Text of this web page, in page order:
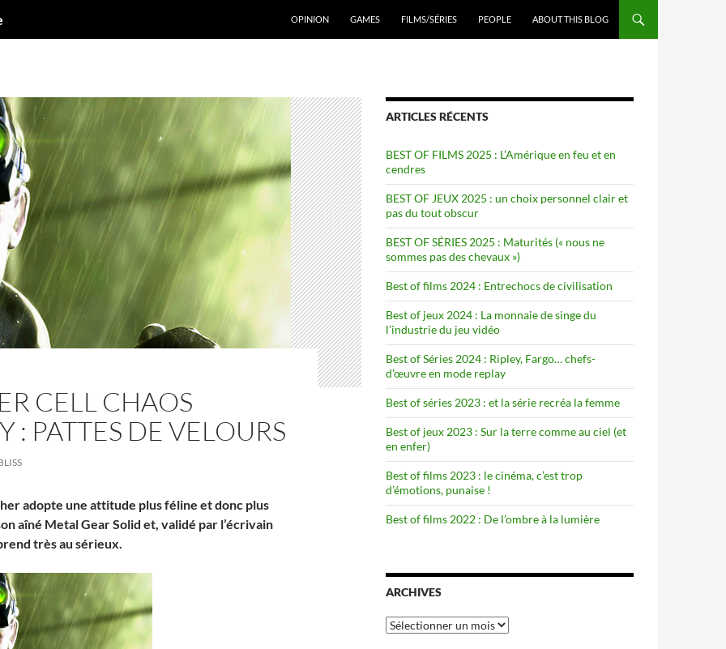
OPINION
GAMES FILMS/SÉRIES PEOPLE ABOUT THIS BLOG
CELL CHAOS
: PATTES DE VELOURS
adopte une attitude plus féline et donc plus
aîné Metal Gear Solid et, validé par l’écrivain
très au sérieux.
ARTICLES RÉCENTS
BEST OF FILMS 2025 : L’Amérique en feu et en
cendres
BEST OF JEUX 2025 : un choix personnel clair et
pas du tout obscur
BEST OF SÉRIES 2025 : Maturités (« nous ne
sommes pas des chevaux »)
Best of films 2024 : Entrechocs de civilisation
Best of jeux 2024 : La monnaie de singe du
l’industrie du jeu vidéo
Best of Séries 2024 : Ripley, Fargo… chefs-
d’œuvre en mode replay
Best of séries 2023 : et la série recréa la femme
Best of jeux 2023 : Sur la terre comme au ciel (et
en enfer)
Best of films 2023 : le cinéma, c’est trop
d’émotions, punaise !
Best of films 2022 : De l’ombre à la lumière
ARCHIVES
Archives